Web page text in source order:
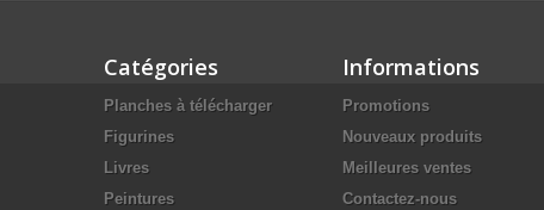
Catégories
Planches à télécharger
Figurines
Livres
Peintures
Informations
Promotions
Nouveaux produits
Meilleures ventes
Contactez-nous